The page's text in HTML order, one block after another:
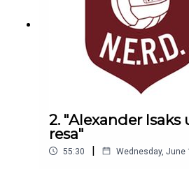
inför en späckad fotbollshelg.
2. "Alexander Isaks
resa"
55:30 | Wednesday, June